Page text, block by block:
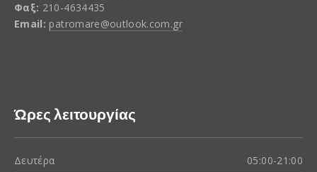
Φαξ: 210-4634435
Email: patromare@outlook.com.gr
Ώρες λειτουργίας
Δευτέρα
05:00-21:00